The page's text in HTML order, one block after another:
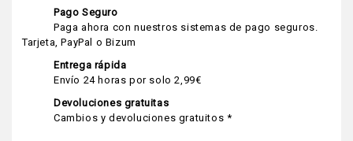
Pago Seguro
Paga ahora con nuestros sistemas de pago seguros.
Tarjeta, PayPal o Bizum
Entrega rápida
Envío 24 horas por solo 2,99€
Devoluciones gratuitas
Cambios y devoluciones gratuitos *